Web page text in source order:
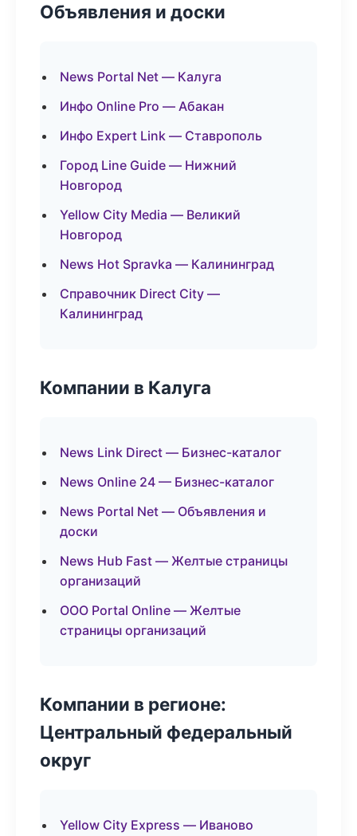
Объявления и доски
News Portal Net — Калуга
Инфо Online Pro — Абакан
Инфо Expert Link — Ставрополь
Город Line Guide — Нижний
Новгород
Yellow City Media — Великий
Новгород
News Hot Spravka — Калининград
Справочник Direct City —
Калининград
Компании в Калуга
News Link Direct — Бизнес-каталог
News Online 24 — Бизнес-каталог
News Portal Net — Объявления и
доски
News Hub Fast — Желтые страницы
организаций
ООО Portal Online — Желтые
страницы организаций
Компании в регионе:
Центральный федеральный
округ
Yellow City Express — Иваново